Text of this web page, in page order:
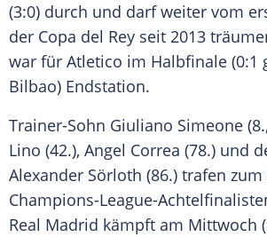
(3:0) durch und darf weiter vom
der Copa del Rey seit 2013
war für Atletico im Halbfinale (0:1
Bilbao) Endstation.
Trainer-Sohn Giuliano Simeone
Lino (42.), Angel Correa (78.) und
Alexander Sörloth (86.) trafen
Champions-League-
Real Madrid kämpft am Mittwoch